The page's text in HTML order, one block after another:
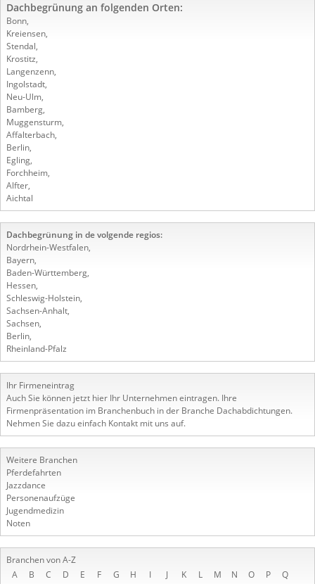
Dachbegrünung an folgenden Orten:
Bonn,
Kreiensen,
Stendal,
Krostitz,
Langenzenn,
Ingolstadt,
Neu-Ulm,
Bamberg,
Muggensturm,
Affalterbach,
Berlin,
Egling,
Forchheim,
Alfter,
Aichtal
Dachbegrünung in de volgende regios:
Nordrhein-Westfalen,
Bayern,
Baden-Württemberg,
Hessen,
Schleswig-Holstein,
Sachsen-Anhalt,
Sachsen,
Berlin,
Rheinland-Pfalz
Ihr Firmeneintrag
Auch Sie können jetzt hier Ihr Unternehmen eintragen. Ihre
Firmenpräsentation im Branchenbuch in der Branche Dachabdichtungen.
Nehmen Sie dazu einfach Kontakt mit uns auf.
Weitere Branchen
Pferdefahrten
Jazzdance
Personenaufzüge
Jugendmedizin
Noten
Branchen von A-Z
A
B C D E F G H I J K L M N O P Q